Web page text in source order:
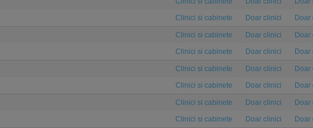
Clinici si cabinete Doar clinici Doar
Clinici si cabinete Doar clinici Doar
Clinici si cabinete Doar clinici Doar
Clinici si cabinete Doar clinici Doar
Clinici si cabinete Doar clinici Doar
Clinici si cabinete Doar clinici Doar
Clinici si cabinete Doar clinici Doar